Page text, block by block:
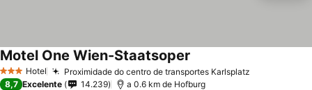
3 EstrelasHotel Proximidade do centro de transportes Karlsplatz
Motel One Wien-Staatsoper
8,7 Excelente 14.239 a 0.6 km de Hofburg